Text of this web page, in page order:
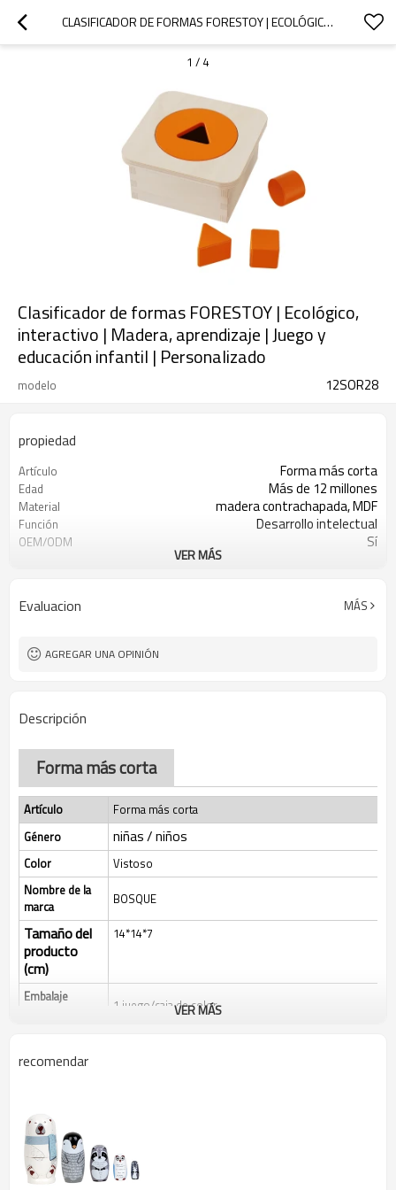
CLASIFICADOR DE FORMAS FORESTOY | ECOLÓGICO, INTERACTIVO | MADERA, APRENDIZAJE | JUEGO Y EDUCACIÓN INFANTIL | PERSONALIZADO
1 / 4
Clasificador de formas FORESTOY | Ecológico,
interactivo | Madera, aprendizaje | Juego y
educación infantil | Personalizado
modelo 12SOR28
propiedad
Artículo Forma más corta
Edad Más de 12 millones
Material madera contrachapada, MDF
Función Desarrollo intelectual
OEM/ODM Sí
Ningbó, Shanghái
VER MÁS
Evaluacion MÁS
AGREGAR UNA OPINIÓN
Descripción
Forma más corta
Artículo
Forma más corta
Género
niñas / niños
Color
Vistoso
Nombre de la
marca
BOSQUE
Tamaño del
producto
(cm)
14*14*7
Embalaje
1 juego/caja de color
caja interior
MEDIDA (cm)
GW(KG)
11
Tiempo de
VER MÁS
recomendar